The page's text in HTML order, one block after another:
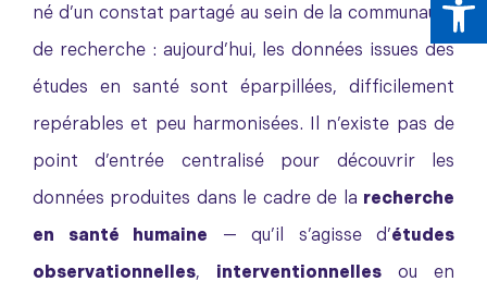
né d’un constat partagé au sein de la communauté
de recherche : aujourd’hui, les données issues des
études en santé sont éparpillées, difficilement
repérables et peu harmonisées. Il n’existe pas de
point d’entrée centralisé pour découvrir les
données produites dans le cadre de la recherche
en santé humaine — qu’il s’agisse d’études
observationnelles, interventionnelles ou en